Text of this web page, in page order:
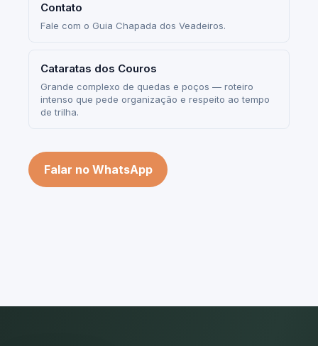
Contato
Fale com o Guia Chapada dos Veadeiros.
Cataratas dos Couros
Grande complexo de quedas e poços — roteiro
intenso que pede organização e respeito ao tempo
de trilha.
Falar no WhatsApp